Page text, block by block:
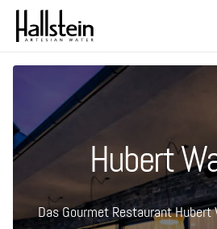
Hubert
Das Gourmet Restaurant